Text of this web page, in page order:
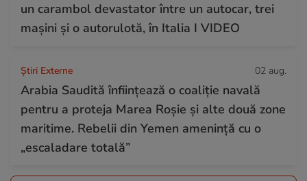
un carambol devastator între un autocar, trei
mașini și o autorulotă, în Italia I VIDEO
Știri Externe 02 aug.
Arabia Saudită înființează o coaliție navală
pentru a proteja Marea Roșie și alte două zone
maritime. Rebelii din Yemen amenință cu o
„escaladare totală”